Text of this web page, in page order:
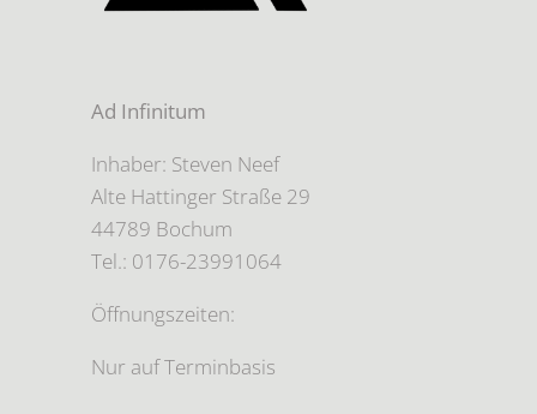
Ad Infinitum
Inhaber: Steven Neef
Alte Hattinger Straße 29
44789 Bochum
Tel.: 0176-23991064
Öffnungszeiten:
Nur auf Terminbasis